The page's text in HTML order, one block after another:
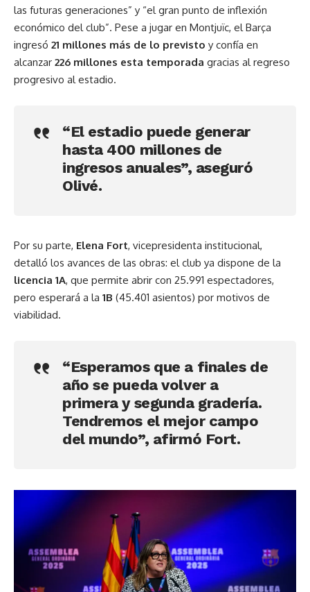
las futuras generaciones” y “el gran punto de inflexión
económico del club”. Pese a jugar en Montjuïc, el Barça
ingresó 21 millones más de lo previsto y confía en
alcanzar 226 millones esta temporada gracias al regreso
progresivo al estadio.
“El estadio puede generar
hasta 400 millones de
ingresosanuales”, aseguró
Olivé.
Por su parte, Elena Fort, vicepresidenta institucional,
detalló los avances de las obras: el club ya dispone de la
licencia 1A, que permite abrir con 25.991 espectadores,
pero esperará a la 1B (45.401 asientos) por motivos de
viabilidad.
“Esperamos que a finales de
año se pueda volver a
primera y segunda gradería.
Tendremos el mejor campo
del mundo”, afirmó Fort.